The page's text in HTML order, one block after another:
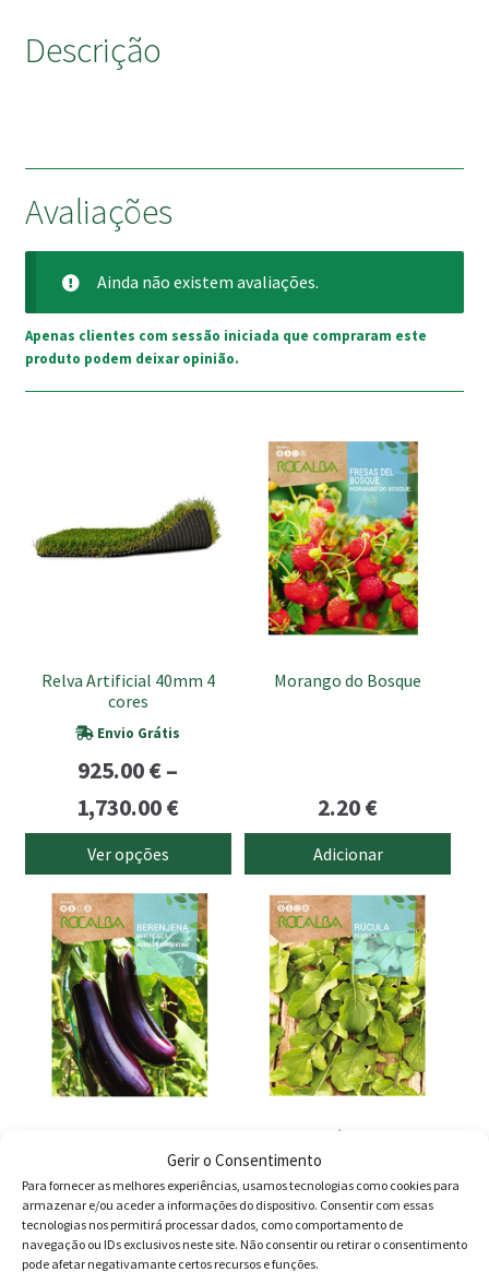
Gerir o Consentimento
Para fornecer as melhores experiências, usamos tecnologias como cookies para
armazenar e/ou aceder a informações do dispositivo. Consentir com essas
tecnologias nos permitirá processar dados, como comportamento de
navegação ou IDs exclusivos neste site. Não consentir ou retirar o consentimento
pode afetar negativamante certos recursos e funções.
Descrição
Avaliações
Ainda não existem avaliações.
Apenas clientes com sessão iniciada que compraram este
produto podem deixar opinião.
Relva Artificial 40mm 4
cores
Envio Grátis
925.00€–
1,730.00€Price
range:
925.00 €
through
1,730.00 €
Ver opções
multiple
variants.
chosen
product
Morango do Bosque
2.20€
Adicionar
Barbentane
1.49€
Adicionar
Rúcula
1.59€
Adicionar